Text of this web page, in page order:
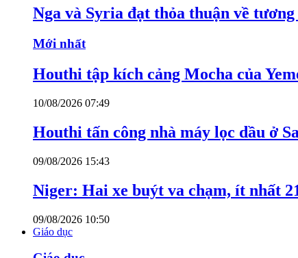
Nga và Syria đạt thỏa thuận về
Mới nhất
Houthi tập kích cảng Mocha của
10/08/2026 07:49
Houthi tấn công nhà máy lọc dầu ở
09/08/2026 15:43
Niger: Hai xe buýt va chạm, ít nhất
09/08/2026 10:50
Giáo dục